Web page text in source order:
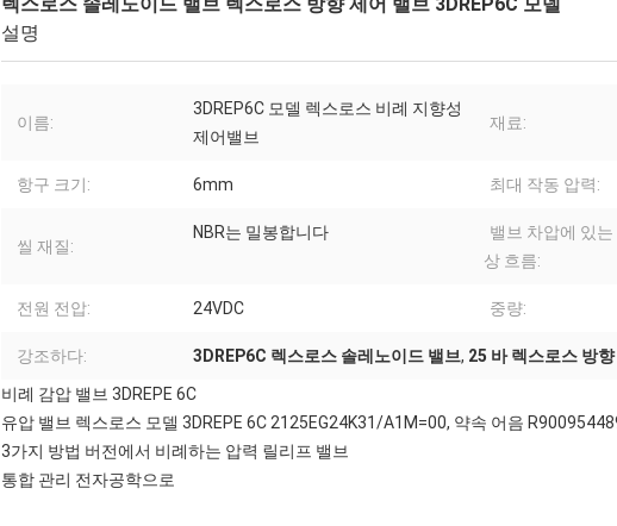
설명
이름:
3DREP6C 모델 렉스로스 비례 지향성
제어밸브
재료:
항구 크기: 6mm 최대 작동 압력:
씰 재질:
NBR는 밀봉합니다
밸브 차압에 있는
상 흐름:
전원 전압: 24VDC 중량:
강조하다: 3DREP6C 렉스로스 솔레노이드 밸브, 25 바 렉스로스 방
비례 감압 밸브 3DREPE 6C
유압 밸브 렉스로스 모델 3DREPE 6C 2125EG24K31/A1M=00, 약속 어음
3가지 방법 버전에서 비례하는 압력 릴리프 밸브
통합 관리 전자공학으로